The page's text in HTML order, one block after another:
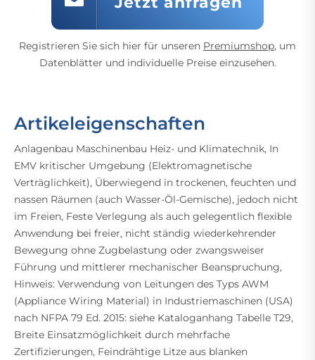
Registrieren Sie sich hier für unseren Premiumshop, um
Datenblätter und individuelle Preise einzusehen.
Artikeleigenschaften
Anlagenbau Maschinenbau Heiz- und Klimatechnik, In
EMV kritischer Umgebung (Elektromagnetische
Verträglichkeit), Überwiegend in trockenen, feuchten und
nassen Räumen (auch Wasser-Öl-Gemische), jedoch nicht
im Freien, Feste Verlegung als auch gelegentlich flexible
Anwendung bei freier, nicht ständig wiederkehrender
Bewegung ohne Zugbelastung oder zwangsweiser
Führung und mittlerer mechanischer Beanspruchung,
Hinweis: Verwendung von Leitungen des Typs AWM
(Appliance Wiring Material) in Industriemaschinen (USA)
nach NFPA 79 Ed. 2015: siehe Kataloganhang Tabelle T29,
Breite Einsatzmöglichkeit durch mehrfache
Zertifizierungen, Feindrähtige Litze aus blanken